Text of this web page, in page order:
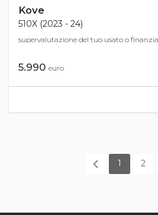
Kove
510X (2023 - 24)
supervalutazione del tuo usato o
5.990 euro
1 2